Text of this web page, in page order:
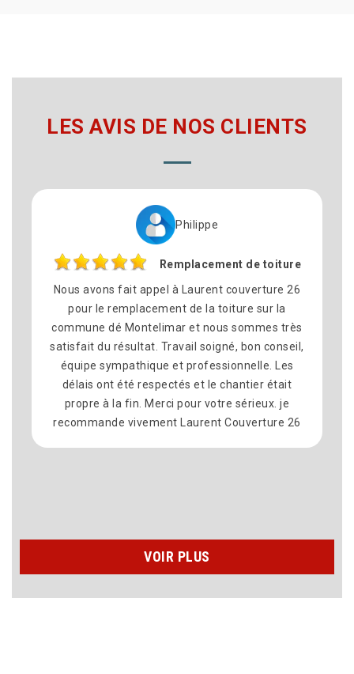
LES AVIS DE NOS CLIENTS
Philippe
Remplacement de toiture
Nous avons fait appel à Laurent couverture 26
pour le remplacement de la toiture sur la
commune dé Montelimar et nous sommes très
satisfait du résultat. Travail soigné, bon conseil,
équipe sympathique et professionnelle. Les
délais ont été respectés et le chantier était
propre à la fin. Merci pour votre sérieux. je
recommande vivement Laurent Couverture 26
VOIR PLUS